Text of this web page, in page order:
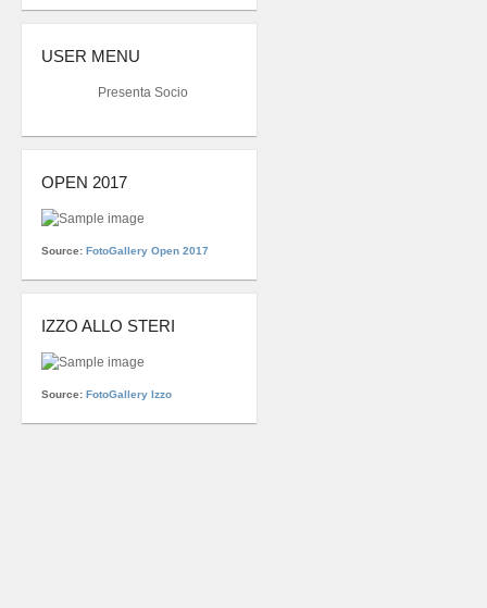
USER MENU
Presenta Socio
OPEN 2017
Source: FotoGallery Open 2017
IZZO ALLO STERI
Source: FotoGallery Izzo